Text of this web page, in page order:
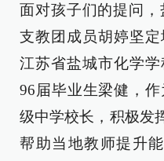
面对孩子们的提问
支教团成员胡婷坚定
江苏省盐城市化学
96届毕业生梁健，
级中学校长，积极发
帮助当地教师提升